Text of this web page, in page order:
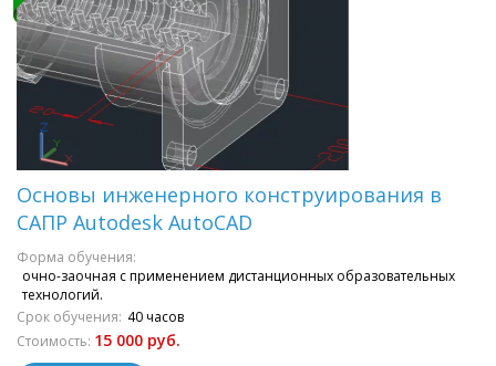
Основы инженерного конструирования в
САПР Autodesk AutoCAD
Форма обучения:
очно-заочная с применением дистанционных образовательных
технологий.
Срок обучения: 40 часов
Стоимость: 15 000 руб.